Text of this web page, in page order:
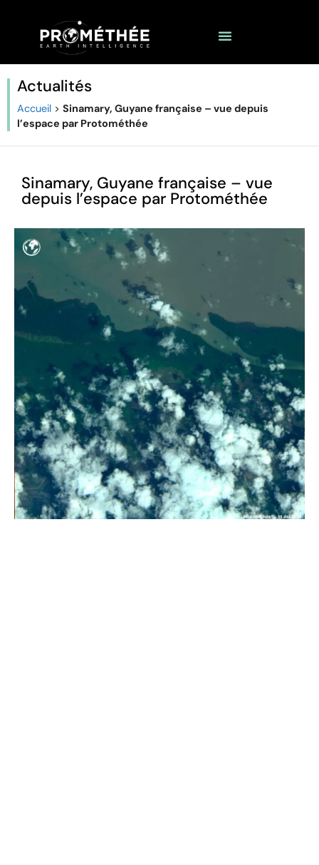
Actualités
Accueil > Sinamary, Guyane française – vue depuis
l’espace par Protométhée
Sinamary, Guyane française – vue
depuis l’espace par Protométhée